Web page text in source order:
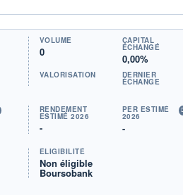
VOLUME
0
CAPITAL
ÉCHANGÉ
0,00%
VALORISATION DERNIER
ÉCHANGE
RENDEMENT
ESTIMÉ 2026
-
PER ESTIMÉ
2026
-
ÉLIGIBILITÉ
Non éligible
Boursobank